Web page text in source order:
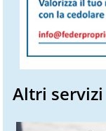
Altri servizi